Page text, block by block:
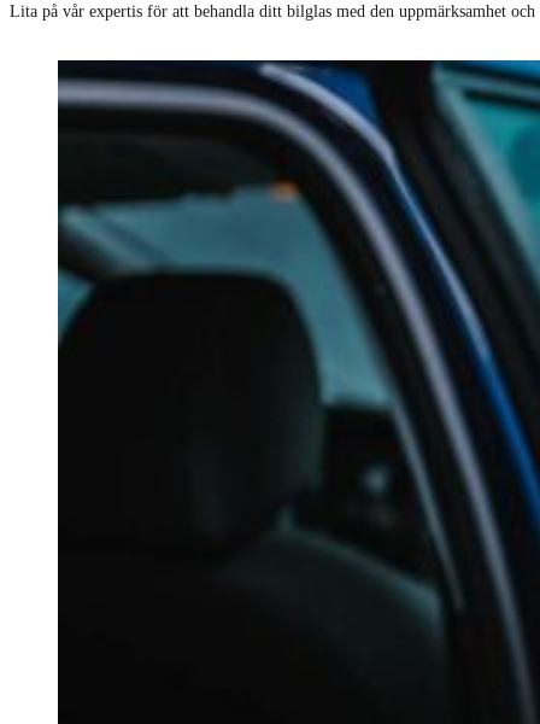
Lita på vår expertis för att behandla ditt bilglas med den uppmärksamhet